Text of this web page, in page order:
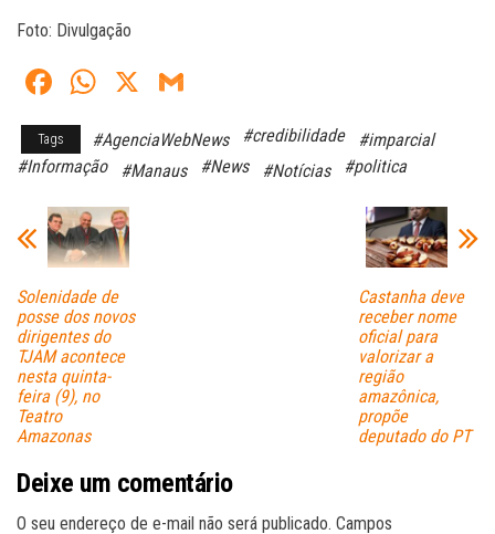
Foto: Divulgação
Fa
ce
bo
ok
W
ts
pp
X
ail
Tags #AgenciaWebNews #credibilidade
#imparcial
#Informação
#Manaus #News #Notícias #politica
Solenidade de
posse dos novos
dirigentes do
TJAM acontece
nesta quinta-
feira (9), no
Teatro
Amazonas
Castanha deve
receber nome
oficial para
valorizar a
região
amazônica,
propõe
deputado do PT
Deixe um comentário
O seu endereço de e-mail não será publicado. Campos